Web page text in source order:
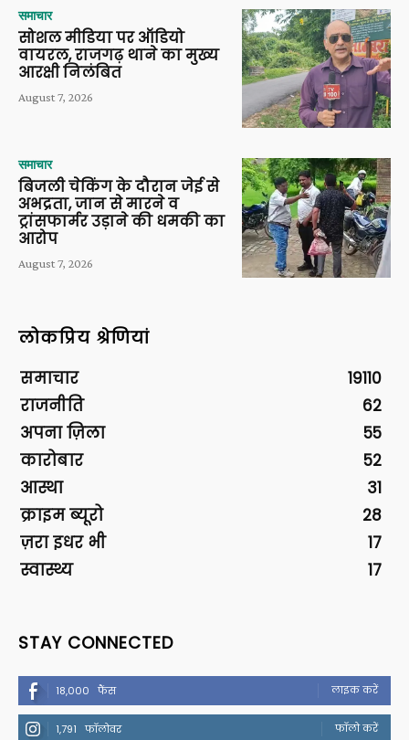
समाचार
सोशल मीडिया पर ऑडियो
वायरल, राजगढ़ थाने का मुख्य
आरक्षी निलंबित
August 7, 2026
समाचार
बिजली चेकिंग के दौरान जेई से
अभद्रता, जान से मारने व
ट्रांसफार्मर उड़ाने की धमकी का
आरोप
August 7, 2026
लोकप्रिय श्रेणियां
समाचार
19110
राजनीति
62
अपना ज़िला
55
कारोबार
52
आस्था
31
क्राइम ब्यूरो
28
ज़रा इधर भी
17
स्वास्थ्य
17
STAY CONNECTED
18,000 फैंस लाइक करें
1,791 फॉलोवर फॉलो करें